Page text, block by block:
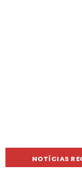
NOTÍCIAS